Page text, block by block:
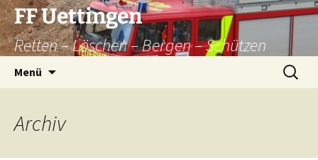
Zum
Inhalt
springen
FF Uettingen
Retten – Löschen – Bergen – Schützen
Menü
Suchen
nach:
Archiv